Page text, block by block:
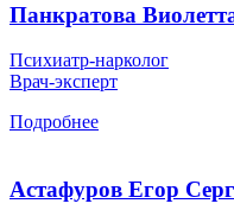
Панкратова
Психиатр-нарколог
Врач-эксперт
Подробнее
Астафуров Егор